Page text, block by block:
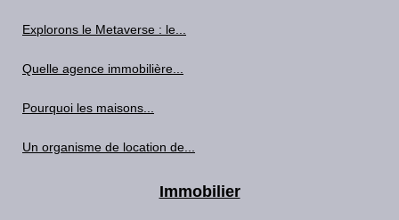
Explorons le Metaverse : le...
Quelle agence immobilière...
Pourquoi les maisons...
Un organisme de location de...
Immobilier